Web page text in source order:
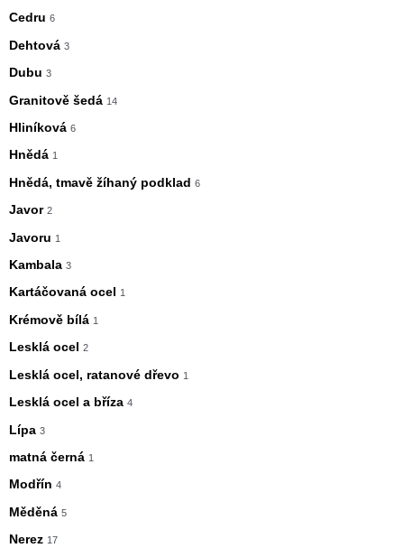
Cedru 6
Dehtová 3
Dubu 3
Granitově šedá 14
Hliníková 6
Hnědá 1
Hnědá, tmavě žíhaný podklad 6
Javor 2
Javoru 1
Kambala 3
Kartáčovaná ocel 1
Krémově bílá 1
Lesklá ocel 2
Lesklá ocel, ratanové dřevo 1
Lesklá ocel a bříza 4
Lípa 3
matná černá 1
Modřín 4
Měděná 5
Nerez 17